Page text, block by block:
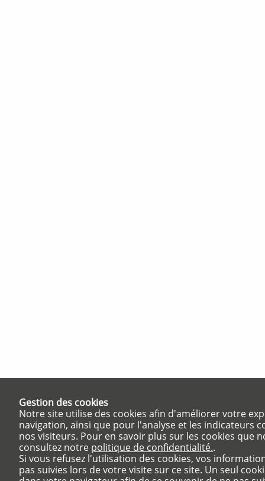
Gestion des cookies
Notre site utilise des cookies afin d'améliorer votre
navigation, ainsi que pour l'analyse et les indicateurs
nos visiteurs. Pour en savoir plus sur les cookies que
consultez notre politique de confidentialité..
Si vous refusez l'utilisation des cookies, vos
pas suivies lors de votre visite sur ce site. Un seul